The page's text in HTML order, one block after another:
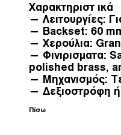
Χαρακτηριστ ικά
— Λειτουργίες:
— Backset: 60
— Χερούλια:
— Φινιρισματα:
polished brass,
— Μηχανισμός:
— Δεξιοστρόφη
Πίσω